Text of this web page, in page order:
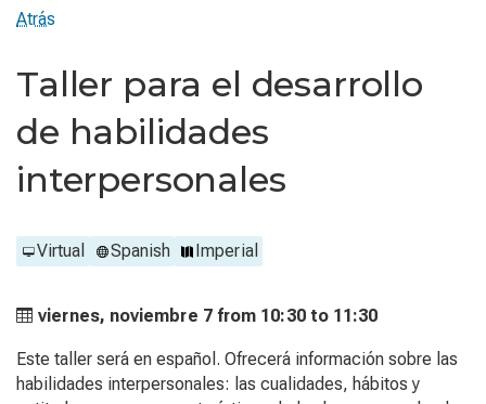
Atrás
Taller para el desarrollo
de habilidades
interpersonales
Virtual Spanish Imperial
viernes, noviembre 7 from 10:30 to 11:30
Este taller será en español. Ofrecerá información sobre las
habilidades interpersonales: las cualidades, hábitos y